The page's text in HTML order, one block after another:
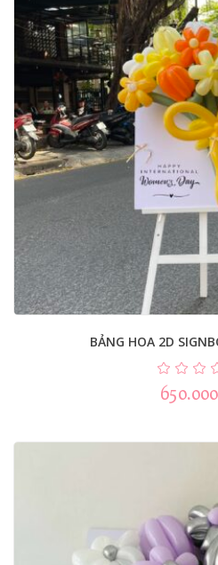
BẢNG HOA 2D
650.000